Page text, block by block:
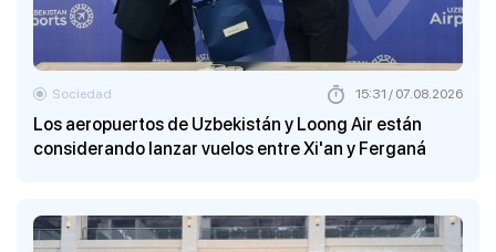
Los aeropuertos de Uzbekistán y Loong Air están
considerando lanzar vuelos entre Xi'an y Ferganá
Sociedad 15:31 / 07.08.2026